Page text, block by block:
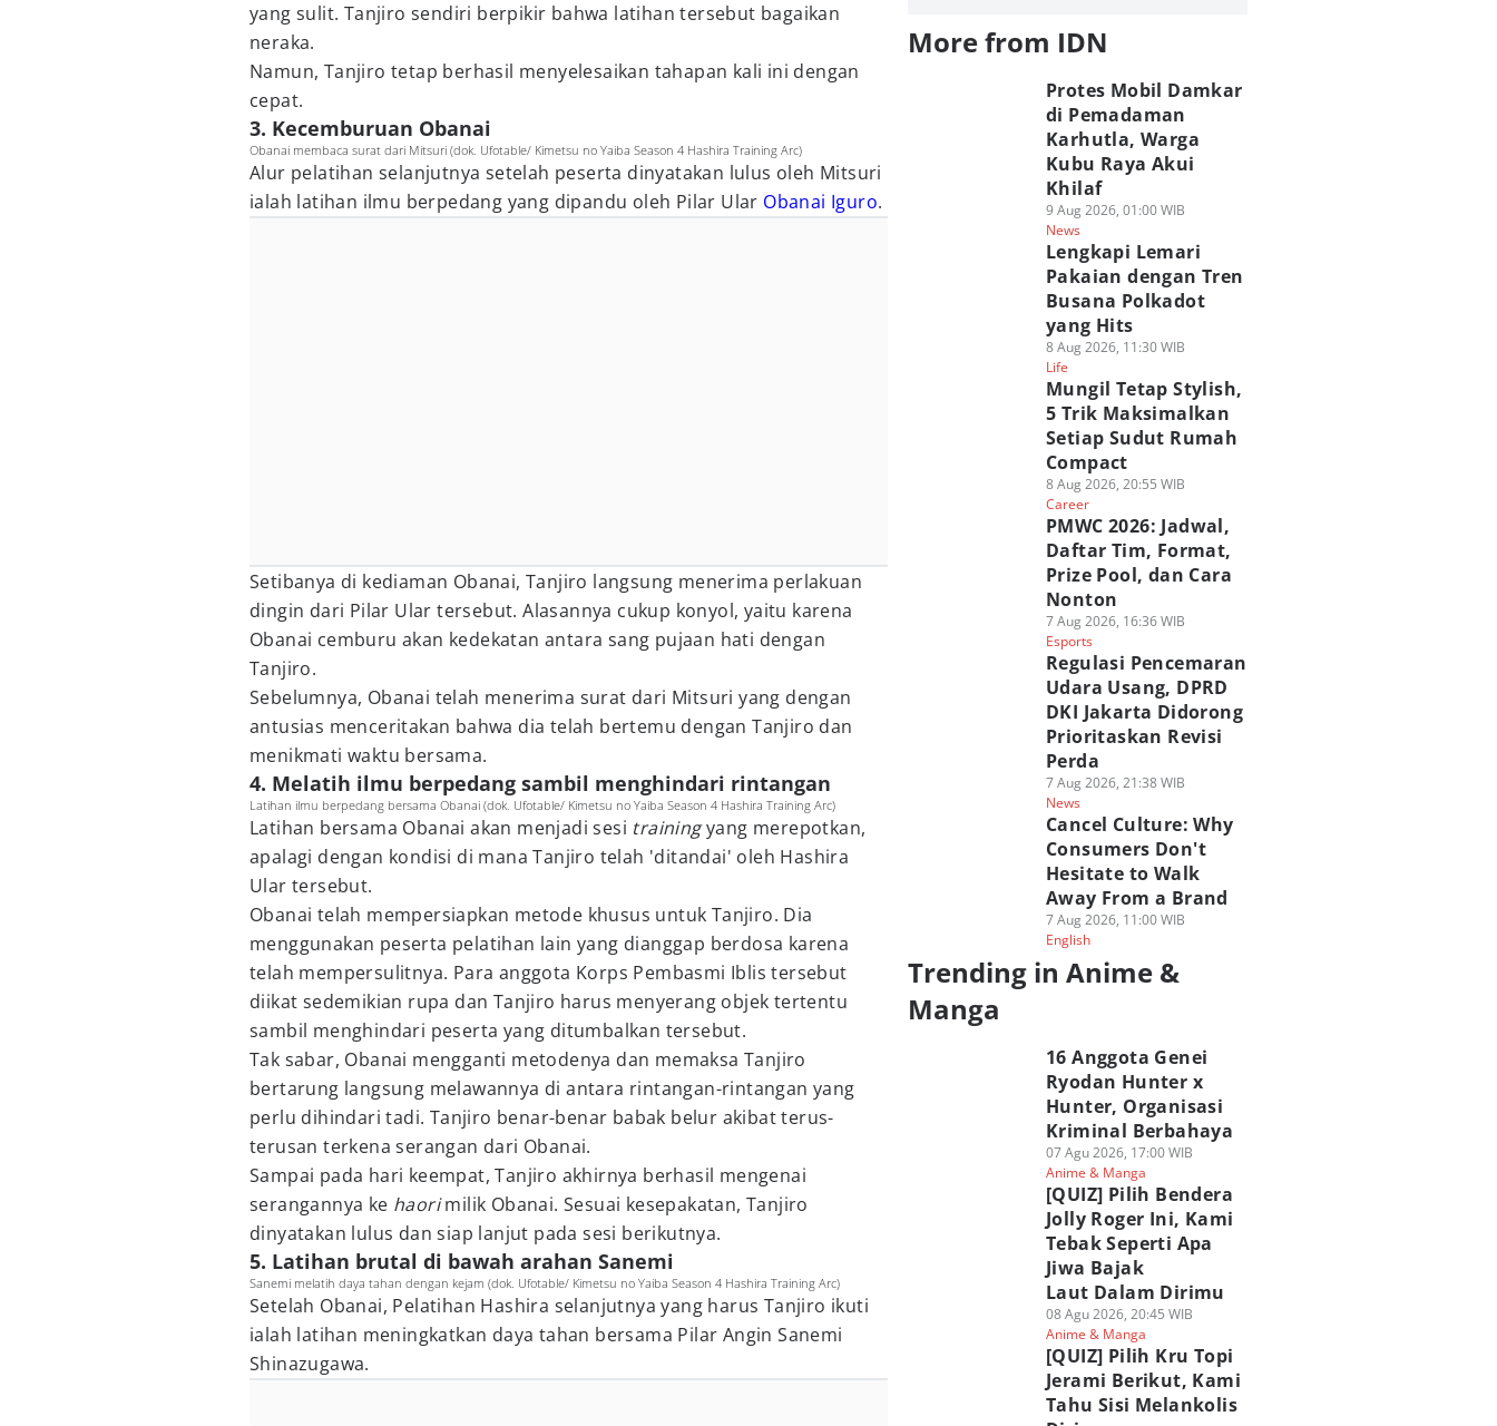
yang sulit. Tanjiro sendiri berpikir bahwa latihan tersebut bagaikan
neraka.
Namun, Tanjiro tetap berhasil menyelesaikan tahapan kali ini dengan
cepat.
3. Kecemburuan Obanai
Obanai membaca surat dari Mitsuri (dok. Ufotable/ Kimetsu no Yaiba Season 4 Hashira Training Arc)
Alur pelatihan selanjutnya setelah peserta dinyatakan lulus oleh Mitsuri
ialah latihan ilmu berpedang yang dipandu oleh Pilar Ular Obanai Iguro.
Setibanya di kediaman Obanai, Tanjiro langsung menerima perlakuan
dingin dari Pilar Ular tersebut. Alasannya cukup konyol, yaitu karena
Obanai cemburu akan kedekatan antara sang pujaan hati dengan
Tanjiro.
Sebelumnya, Obanai telah menerima surat dari Mitsuri yang dengan
antusias menceritakan bahwa dia telah bertemu dengan Tanjiro dan
menikmati waktu bersama.
4. Melatih ilmu berpedang sambil menghindari rintangan
Latihan ilmu berpedang bersama Obanai (dok. Ufotable/ Kimetsu no Yaiba Season 4 Hashira Training Arc)
Latihan bersama Obanai akan menjadi sesi trainingyang merepotkan,
apalagi dengan kondisi di mana Tanjiro telah 'ditandai' oleh Hashira
Ular tersebut.
Obanai telah mempersiapkan metode khusus untuk Tanjiro. Dia
menggunakan peserta pelatihan lain yang dianggap berdosa karena
telah mempersulitnya. Para anggota Korps Pembasmi Iblis tersebut
diikat sedemikian rupa dan Tanjiro harus menyerang objek tertentu
sambil menghindari peserta yang ditumbalkan tersebut.
Tak sabar, Obanai mengganti metodenya dan memaksa Tanjiro
bertarung langsung melawannya di antara rintangan-rintangan yang
perlu dihindari tadi. Tanjiro benar-benar babak belur akibat terus-
terusan terkena serangan dari Obanai.
Sampai pada hari keempat, Tanjiro akhirnya berhasil mengenai
serangannya ke haorimilik Obanai. Sesuai kesepakatan, Tanjiro
dinyatakan lulus dan siap lanjut pada sesi berikutnya.
5. Latihan brutal di bawah arahan Sanemi
Sanemi melatih daya tahan dengan kejam (dok. Ufotable/ Kimetsu no Yaiba Season 4 Hashira Training Arc)
Setelah Obanai, Pelatihan Hashira selanjutnya yang harus Tanjiro ikuti
ialah latihan meningkatkan daya tahan bersama Pilar Angin Sanemi
Shinazugawa.
More from IDN
Protes Mobil Damkar
di Pemadaman
Karhutla, Warga
Kubu Raya Akui
Khilaf
9 Aug 2026, 01:00 WIB
News
Lengkapi Lemari
Pakaian dengan Tren
Busana Polkadot
yang Hits
8 Aug 2026, 11:30 WIB
Life
Mungil Tetap Stylish,
5 Trik Maksimalkan
Setiap Sudut Rumah
Compact
8 Aug 2026, 20:55 WIB
Career
PMWC 2026: Jadwal,
Daftar Tim, Format,
Prize Pool, dan Cara
Nonton
7 Aug 2026, 16:36 WIB
Esports
Regulasi Pencemaran
Udara Usang, DPRD
DKI Jakarta Didorong
Prioritaskan Revisi
Perda
7 Aug 2026, 21:38 WIB
News
Cancel Culture: Why
Consumers Don't
Hesitate to Walk
Away From a Brand
7 Aug 2026, 11:00 WIB
English
Trending in Anime &
Manga
16 Anggota Genei
Ryodan Hunter x
Hunter, Organisasi
Kriminal Berbahaya
07 Agu 2026, 17:00 WIB
Anime & Manga
[QUIZ] Pilih Bendera
Jolly Roger Ini, Kami
Tebak Seperti Apa
Jiwa Bajak
Laut Dalam Dirimu
08 Agu 2026, 20:45 WIB
Anime & Manga
[QUIZ] Pilih Kru Topi
Jerami Berikut, Kami
Tahu Sisi Melankolis